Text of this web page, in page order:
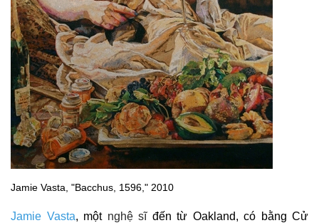
Jamie Vasta, "Bacchus, 1596," 2010
Jamie Vasta, một nghệ sĩđến từ Oakland, có bằng Cử